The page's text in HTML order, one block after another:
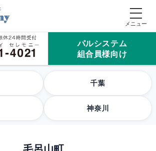
パルシステム
組合員様向け
千葉
神奈川